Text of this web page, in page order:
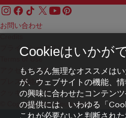
お問い合わせ
プライバシーポリシー
アクセシビリティ
プレス連絡先
クッキーの設定
© Copyright WienTourismus
Cookieはいかが
もちろん無理なオススメは
が、ウェブサイトの機能、
の興味に合わせたコンテン
の提供には、いわゆる「
これが必要ないと判断され